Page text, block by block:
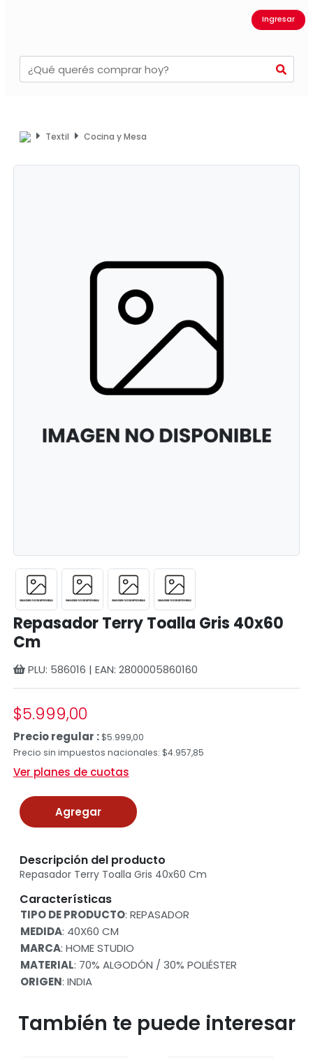
Ingresar
Textil Cocina y Mesa
Repasador Terry Toalla Gris 40x60
Cm
PLU: 586016 | EAN: 2800005860160
$5.999,00
Precio regular :$5.999,00
Precio sin impuestos nacionales: $4.957,85
Ver planes de cuotas
Agregar
Descripción del producto
Repasador Terry Toalla Gris 40x60 Cm
Características
TIPO DE PRODUCTO: REPASADOR
MEDIDA: 40X60 CM
MARCA: HOME STUDIO
MATERIAL: 70% ALGODÓN / 30% POLIÉSTER
ORIGEN: INDIA
También te puede interesar